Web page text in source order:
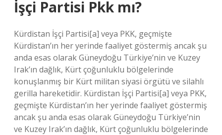
İşçi Partisi Pkk mı?
Kürdistan İşçi Partisi[a] veya PKK, geçmişte
Kürdistan’ın her yerinde faaliyet göstermiş ancak şu
anda esas olarak Güneydoğu Türkiye’nin ve Kuzey
Irak’ın dağlık, Kürt çoğunluklu bölgelerinde
konuşlanmış bir Kürt militan siyasi örgütü ve silahlı
gerilla hareketidir. Kürdistan İşçi Partisi[a] veya PKK,
geçmişte Kürdistan’ın her yerinde faaliyet göstermiş
ancak şu anda esas olarak Güneydoğu Türkiye’nin
ve Kuzey Irak’ın dağlık, Kürt çoğunluklu bölgelerinde